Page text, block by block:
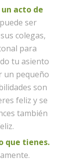
acto de
ser
colegas,
para
tu asiento
un pequeño
son
feliz y se
también
que tienes.